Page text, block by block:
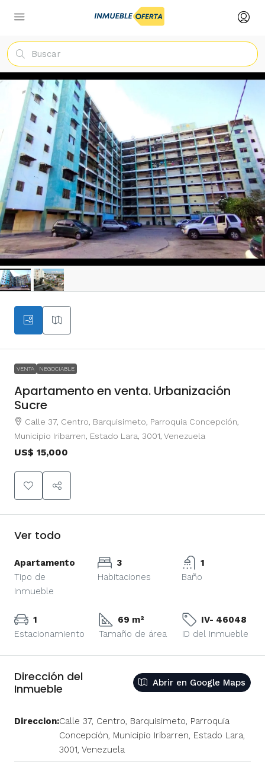
VENTA NEGOCIABLE
Apartamento en venta. Urbanización
Sucre
Calle 37, Centro, Barquisimeto, Parroquia Concepción,
Municipio Iribarren, Estado Lara, 3001, Venezuela
US$ 15,000
Ver todo
Apartamento
Tipo de
Inmueble
3
Habitaciones
1
Baño
1
Estacionamiento
69 m²
Tamaño de área
IV- 46048
ID del Inmueble
Dirección del
Inmueble
Abrir en Google Maps
Direccion:Calle 37, Centro, Barquisimeto, Parroquia
Concepción, Municipio Iribarren, Estado Lara,
3001, Venezuela